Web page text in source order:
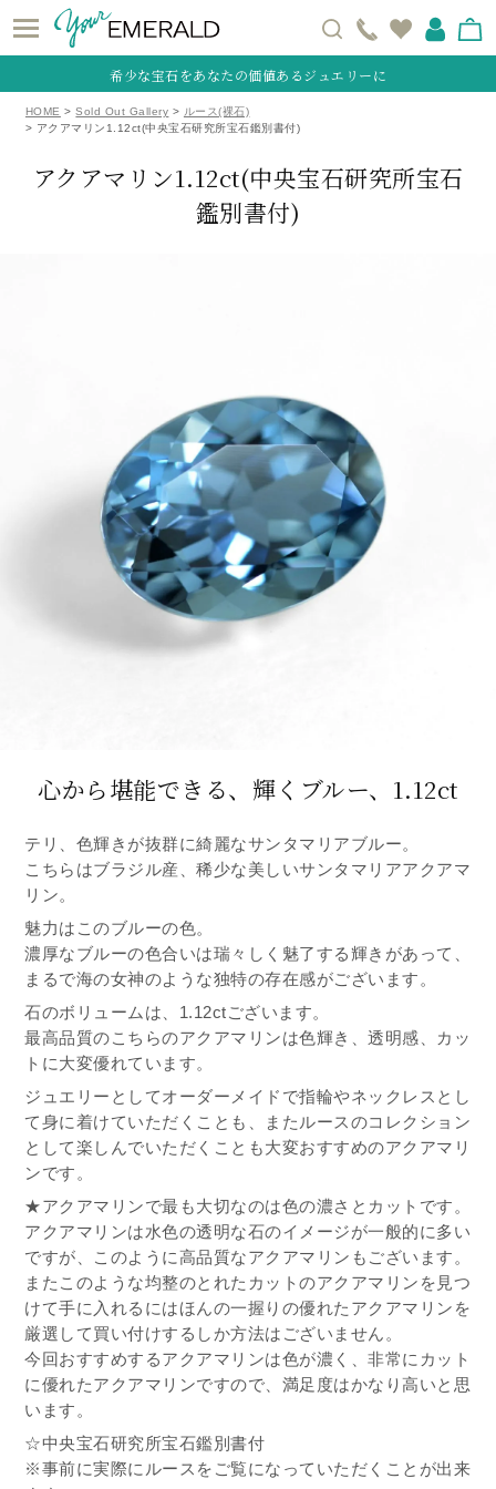
希少な宝石をあなたの価値あるジュエリーに
HOME Sold Out Gallery
ルース(裸石)
アクアマリン1.12ct(中央宝石研究所宝石鑑別書付)
アクアマリン1.12ct(中央宝石研究所宝石
鑑別書付)
心から堪能できる、輝くブルー、1.12ct
テリ、色輝きが抜群に綺麗なサンタマリアブルー。
こちらはブラジル産、稀少な美しいサンタマリアアクアマ
リン。
魅力はこのブルーの色。
濃厚なブルーの色合いは瑞々しく魅了する輝きがあって、
まるで海の女神のような独特の存在感がございます。
石のボリュームは、1.12ctございます。
最高品質のこちらのアクアマリンは色輝き、透明感、カッ
トに大変優れています。
ジュエリーとしてオーダーメイドで指輪やネックレスとし
て身に着けていただくことも、またルースのコレクション
として楽しんでいただくことも大変おすすめのアクアマリ
ンです。
★アクアマリンで最も大切なのは色の濃さとカットです。
アクアマリンは水色の透明な石のイメージが一般的に多い
ですが、このように高品質なアクアマリンもございます。
またこのような均整のとれたカットのアクアマリンを見つ
けて手に入れるにはほんの一握りの優れたアクアマリンを
厳選して買い付けするしか方法はございません。
今回おすすめするアクアマリンは色が濃く、非常にカット
に優れたアクアマリンですので、満足度はかなり高いと思
います。
☆中央宝石研究所宝石鑑別書付
※事前に実際にルースをご覧になっていただくことが出来